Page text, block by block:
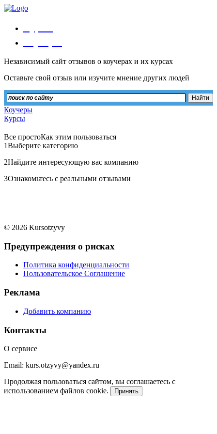
Независимый сайт отзывов о коучерах и их курсах
Оставьте свой отзыв или изучите мнение других людей
Коучеры
Курсы
Все простоКак этим пользоваться
1Выберите категорию
2Найдите интересующую вас компанию
3Ознакомьтесь с реальными отзывами
© 2026 Kursotzyvy
Предупреждения о рисках
Политика конфиденциальности
Пользовательское Соглашение
Реклама
Добавить компанию
Контакты
О сервисе
Email: kurs.otzyvy@yandex.ru
Продолжая пользоваться сайтом, вы соглашаетесь с
использованием файлов cookie.
Принять